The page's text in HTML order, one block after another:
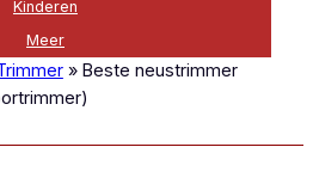
Kinderen
Meer
»Beste neustrimmer